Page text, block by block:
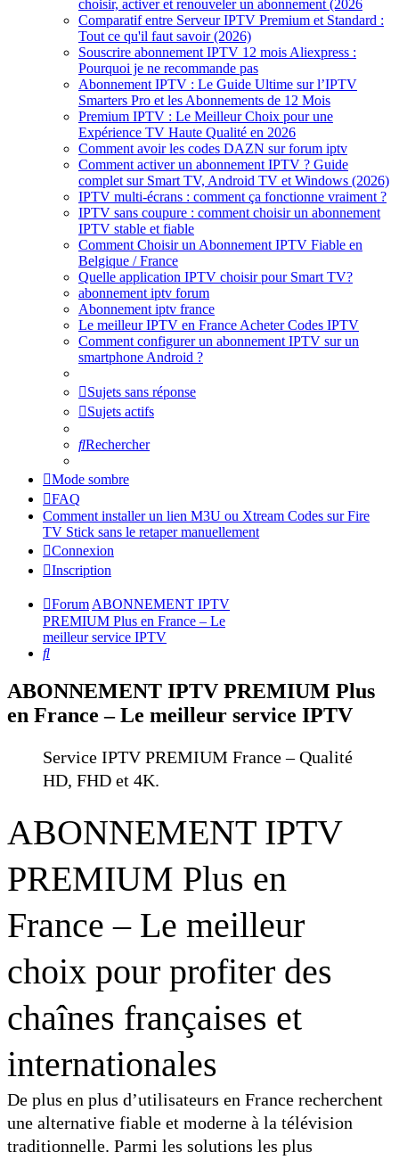
choisir, activer et renouveler un abonnement (2026
Comparatif entre Serveur IPTV Premium et Standard :
Tout ce qu'il faut savoir (2026)
Souscrire abonnement IPTV 12 mois Aliexpress :
Pourquoi je ne recommande pas
Abonnement IPTV : Le Guide Ultime sur l’IPTV
Smarters Pro et les Abonnements de 12 Mois
Premium IPTV : Le Meilleur Choix pour une
Expérience TV Haute Qualité en 2026
Comment avoir les codes DAZN sur forum iptv
Comment activer un abonnement IPTV ? Guide
complet sur Smart TV, Android TV et Windows (2026)
IPTV multi-écrans : comment ça fonctionne vraiment ?
IPTV sans coupure : comment choisir un abonnement
IPTV stable et fiable
Comment Choisir un Abonnement IPTV Fiable en
Belgique / France
Quelle application IPTV choisir pour Smart TV?
abonnement iptv forum
Abonnement iptv france
Le meilleur IPTV en France Acheter Codes IPTV
Comment configurer un abonnement IPTV sur un
smartphone Android ?
Sujets sans réponse
Sujets actifs
Rechercher
Mode sombre
FAQ
Comment installer un lien M3U ou Xtream Codes sur Fire
TV Stick sans le retaper manuellement
Connexion
Inscription
ForumABONNEMENT IPTV
PREMIUM Plus en France – Le
meilleur service IPTV
Rechercher
ABONNEMENT IPTV PREMIUM Plus
en France – Le meilleur service IPTV
Service IPTV PREMIUM France – Qualité
HD, FHD et 4K.
ABONNEMENT IPTV
PREMIUM Plus en
France – Le meilleur
choix pour profiter des
chaînes françaises et
internationales
De plus en plus d’utilisateurs en France recherchent
une alternative fiable et moderne à la télévision
traditionnelle. Parmi les solutions les plus